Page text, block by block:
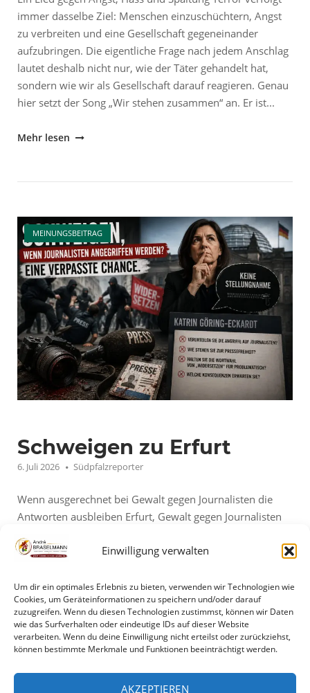
Einwilligung verwalten
Um dir ein optimales Erlebnis zu bieten, verwenden wir Technologien wie
Cookies, um Geräteinformationen zu speichern und/oder darauf
zuzugreifen. Wenn du diesen Technologien zustimmst, können wir Daten
wie das Surfverhalten oder eindeutige IDs auf dieser Website
verarbeiten. Wenn du deine Einwilligung nicht erteilst oder zurückziehst,
können bestimmte Merkmale und Funktionen beeinträchtigt werden.
AKZEPTIEREN
immer dasselbe Ziel: Menschen einzuschüchtern, Angst
zu verbreiten und eine Gesellschaft gegeneinander
aufzubringen. Die eigentliche Frage nach jedem Anschlag
lautet deshalb nicht nur, wie der Täter gehandelt hat,
sondern wie wir als Gesellschaft darauf reagieren. Genau
hier setzt der Song „Wir stehen zusammen“ an. Er ist...
"„Wir
Menschlichkeit
die
stärkste
Antwort
auf
Terror
bleibt"
Mehr lesen
MEINUNGSBEITRAG
Open post
Schweigen zu Erfurt
6. Juli 2026 Südpfalzreporter
Wenn ausgerechnet bei Gewalt gegen Journalisten die
Antworten ausbleiben Erfurt, Gewalt gegen Journalisten
Haltung? Ich habe Katrin Göring-Eckardt eine
Tribunal, sondern Fragen zu einem Thema, das in einer
Demokratie jeden angeht: Angriffe auf Journalisten.
Meine Presseanfrage Da Sie im Vorfeld...
"Schweigen
zu
Mehr lesen